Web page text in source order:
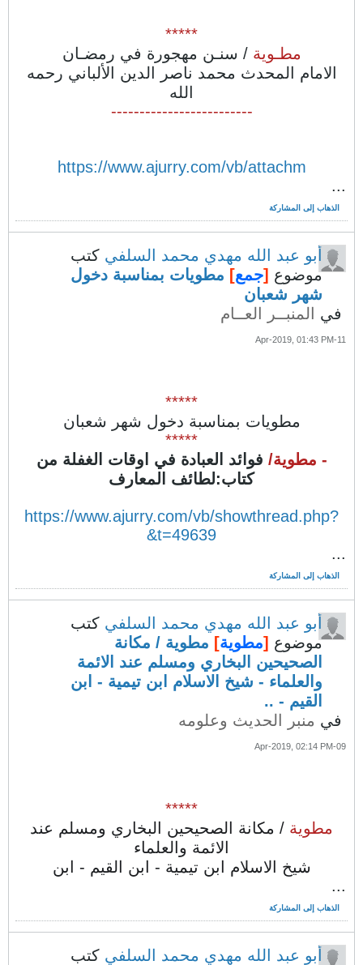
*****
مطـوية / سنـن مهجورة في رمضـان
الامام المحدث محمد ناصر الدين الألباني رحمه
الله
-------------------------
https://www.ajurry.com/vb/attachm
...
الذهاب إلى المشاركة
أبو عبد الله مهدي محمد السلفي كتب
موضوع [جمع] مطويات بمناسبة دخول
شهر شعبان
في
المنبــر العــام
11-Apr-2019, 01:43 PM
*****
مطويات بمناسبة دخول شهر شعبان
*****
- مطوية/ فوائد العبادة في اوقات الغفلة من
كتاب:لطائف المعارف
https://www.ajurry.com/vb/showthread.php?
t=49639&
...
الذهاب إلى المشاركة
أبو عبد الله مهدي محمد السلفي كتب
موضوع [مطوية] مطوية / مكانة
الصحيحين البخاري ومسلم عند الائمة
والعلماء - شيخ الاسلام ابن تيمية - ابن
القيم - ..
في منبر الحديث وعلومه
09-Apr-2019, 02:14 PM
*****
مطوية / مكانة الصحيحين البخاري ومسلم عند
الائمة والعلماء
شيخ الاسلام ابن تيمية - ابن القيم - ابن
...
الذهاب إلى المشاركة
أبو عبد الله مهدي محمد السلفي كتب